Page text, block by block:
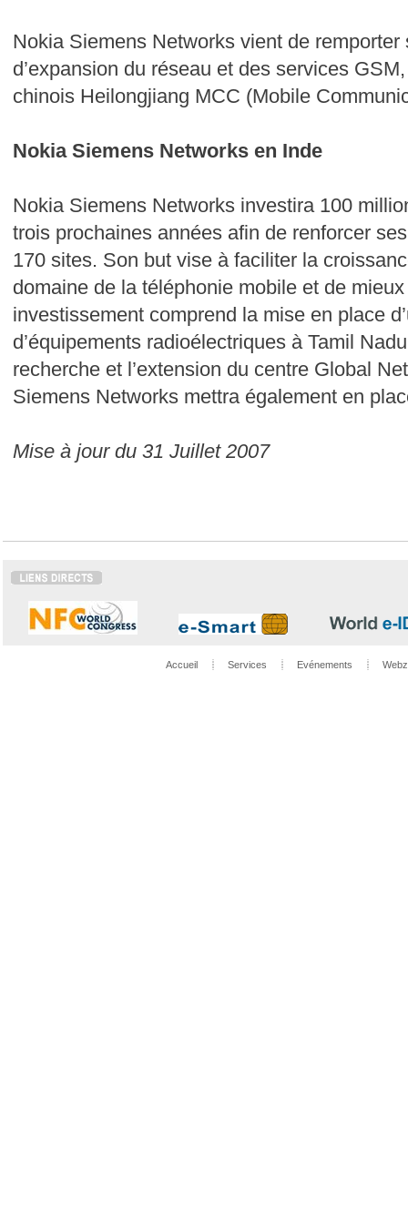
Nokia Siemens Networks vient de remporter
d’expansion du réseau et des services
chinois Heilongjiang MCC (Mobile
Nokia Siemens Networks en Inde
Nokia Siemens Networks investira 100
trois prochaines années afin de renforcer
170 sites. Son but vise à faciliter la
domaine de la téléphonie mobile et de
investissement comprend la mise en place
d’équipements radioélectriques à Tamil
recherche et l’extension du centre Global
Siemens Networks mettra également en
Mise à jour du 31 Juillet 2007
Accueil Services Evénements